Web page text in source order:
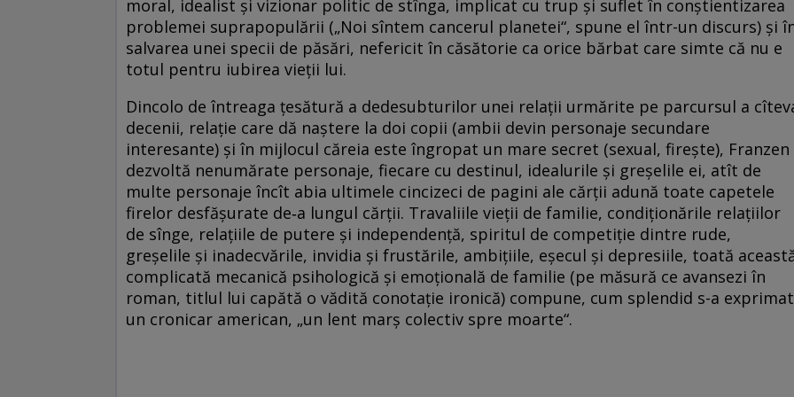
moral, idealist şi vizionar politic de stînga, implicat cu trup şi suflet în conştientizarea
problemei suprapopulării („Noi sîntem cancerul planetei“, spune el într-un discurs) şi
salvarea unei specii de păsări, nefericit în căsătorie ca orice bărbat care simte că nu e
totul pentru iubirea vieţii lui.
Dincolo de întreaga ţesătură a dedesubturilor unei relaţii urmărite pe parcursul a
decenii, relaţie care dă naştere la doi copii (ambii devin personaje secundare
interesante) şi în mijlocul căreia este îngropat un mare secret (sexual, fireşte), Franzen
dezvoltă nenumărate personaje, fiecare cu destinul, idealurile şi greşelile ei, atît de
multe personaje încît abia ultimele cincizeci de pagini ale cărţii adună toate capetele
firelor desfăşurate de‑a lungul cărţii. Travaliile vieţii de familie, condiţionările relaţiilor
de sînge, relaţiile de putere şi independenţă, spiritul de competiţie dintre rude,
greşelile şi inadecvările, invidia şi frustările, ambiţiile, eşecul şi depresiile, toată
complicată mecanică psihologică şi emoţională de familie (pe măsură ce avansezi în
roman, titlul lui capătă o vădită conotaţie ironică) compune, cum splendid s-a exprimat
un cronicar american, „un lent marş colectiv spre moarte“.